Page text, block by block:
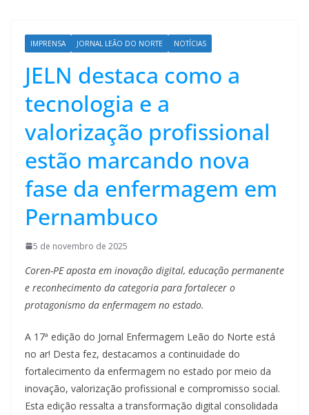
IMPRENSA JORNAL LEÃO DO NORTE NOTÍCIAS
JELN destaca como a
tecnologia e a
valorização profissional
estão marcando nova
fase da enfermagem em
Pernambuco
5 de novembro de 2025
Coren-PE aposta em inovação digital, educação permanente
e reconhecimento da categoria para fortalecer o
protagonismo da enfermagem no estado.
A 17ª edição do Jornal Enfermagem Leão do Norte está
no ar! Desta fez, destacamos a continuidade do
fortalecimento da enfermagem no estado por meio da
inovação, valorização profissional e compromisso social.
Esta edição ressalta a transformação digital consolidada